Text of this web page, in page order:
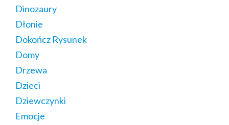
Dinozaury
Dłonie
Dokończ Rysunek
Domy
Drzewa
Dzieci
Dziewczynki
Emocje